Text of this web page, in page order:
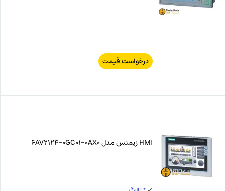
درخواست قیمت
HMI زیمنس مدل 6AV2124-0GC01-0AX0